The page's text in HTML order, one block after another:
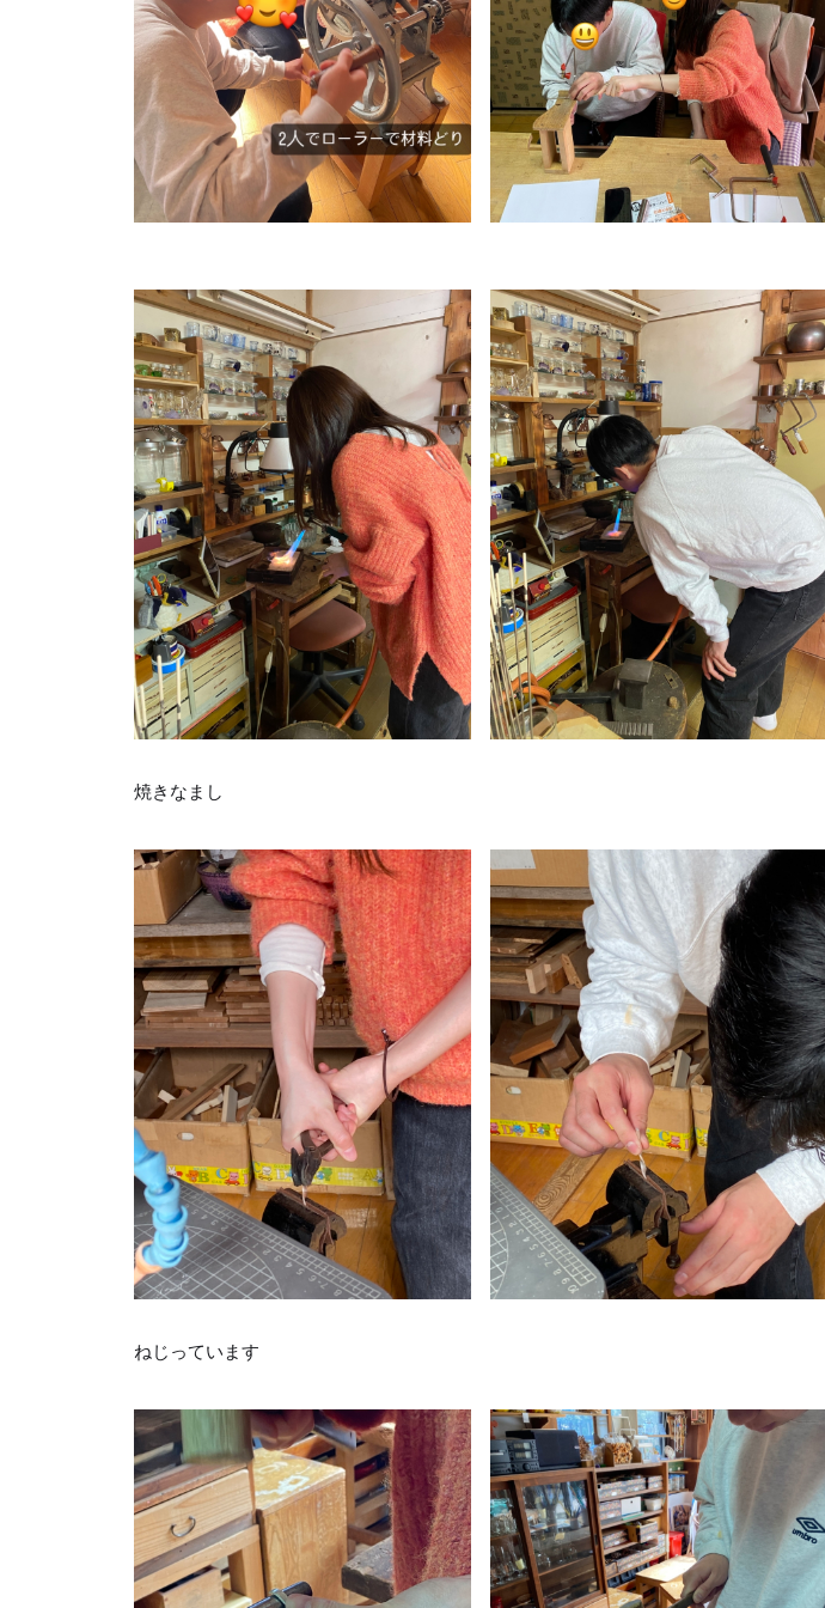
焼きなまし
ねじっています